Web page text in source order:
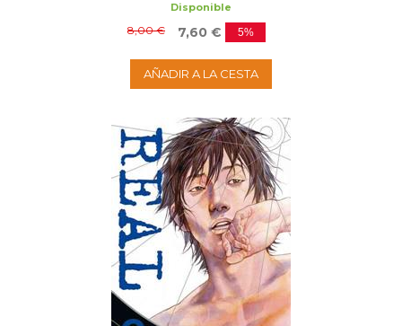
Disponible
8,00 € 7,60 € 5%
AÑADIR A LA CESTA